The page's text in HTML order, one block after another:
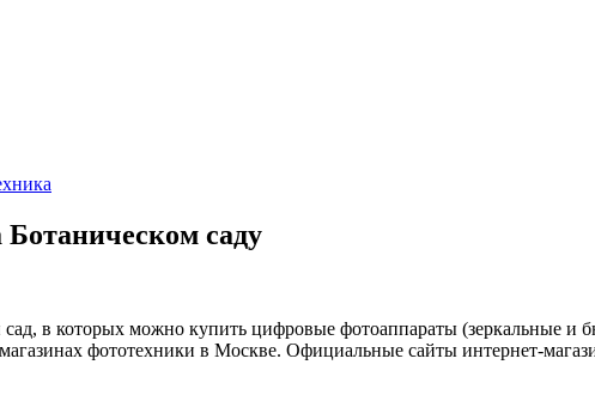
саду
сад, в которых можно купить цифровые фотоаппараты (зеркальные
фототехники в Москве. Официальные сайты интернет-